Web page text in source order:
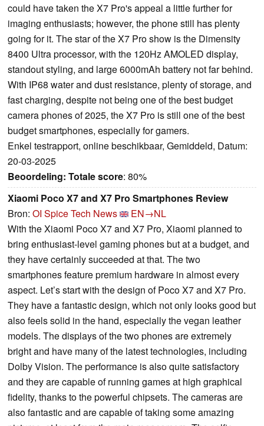
could have taken the X7 Pro's appeal a little further for
imaging enthusiasts; however, the phone still has plenty
going for it. The star of the X7 Pro show is the Dimensity
8400 Ultra processor, with the 120Hz AMOLED display,
standout styling, and large 6000mAh battery not far behind.
With IP68 water and dust resistance, plenty of storage, and
fast charging, despite not being one of the best budget
camera phones of 2025, the X7 Pro is still one of the best
budget smartphones, especially for gamers.
Enkel testrapport, online beschikbaar, Gemiddeld, Datum:
20-03-2025
Beoordeling: Totale score: 80%
Xiaomi Poco X7 and X7 Pro Smartphones Review
Bron: OI Spice Tech News
EN→NL
With the Xiaomi Poco X7 and X7 Pro, Xiaomi planned to
bring enthusiast-level gaming phones but at a budget, and
they have certainly succeeded at that. The two
smartphones feature premium hardware in almost every
aspect. Let’s start with the design of Poco X7 and X7 Pro.
They have a fantastic design, which not only looks good but
also feels solid in the hand, especially the vegan leather
models. The displays of the two phones are extremely
bright and have many of the latest technologies, including
Dolby Vision. The performance is also quite satisfactory
and they are capable of running games at high graphical
fidelity, thanks to the powerful chipsets. The cameras are
also fantastic and are capable of taking some amazing